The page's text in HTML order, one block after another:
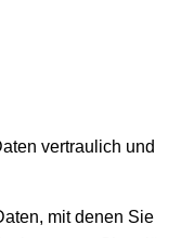
vertraulich und
mit denen Sie